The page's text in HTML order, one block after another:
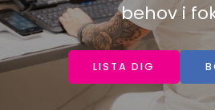
behov i
LISTA DIG